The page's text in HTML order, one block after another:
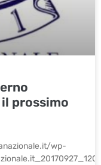
prossimo
wp-